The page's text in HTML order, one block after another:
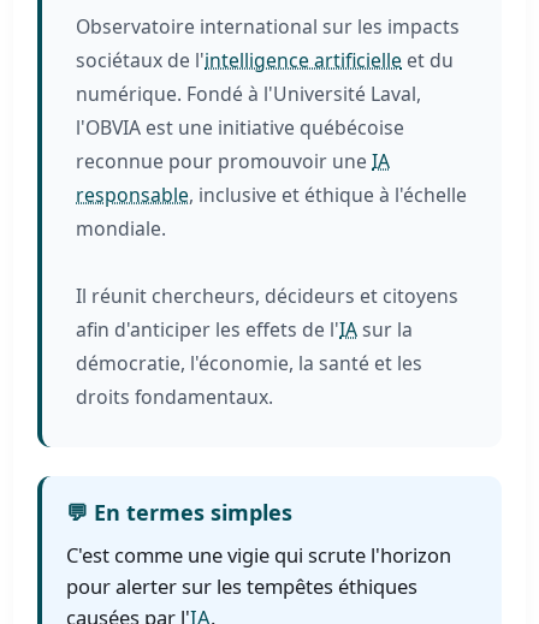
Observatoire international sur les impacts
sociétaux de l'intelligence artificielle et du
numérique. Fondé à l'Université Laval,
l'OBVIA est une initiative québécoise
reconnue pour promouvoir uneIA
responsable, inclusive et éthique à l'échelle
mondiale.
Il réunit chercheurs, décideurs et citoyens
afin d'anticiper les effets de l'IAsur la
démocratie, l'économie, la santé et les
droits fondamentaux.
💬 En termes simples
C'est comme une vigie qui scrute l'horizon
pour alerter sur les tempêtes éthiques
causées par l'IA.